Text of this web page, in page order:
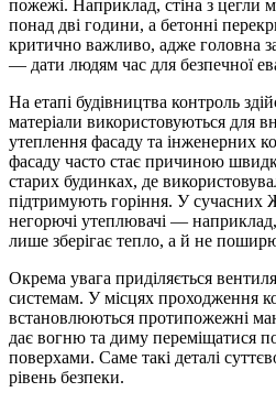
пожежі. Наприклад, стіна з цегли
понад дві години, а бетонні
критично важливо, адже головна
— дати людям час для безпечної
На етапі будівництва контроль
матеріали використовуються для
утеплення фасаду та інженерних
фасаду часто стає причиною
старих будинках, де
підтримують горіння. У сучасних
негорючі утеплювачі —
лише зберігає тепло, а й не
Окрема увага приділяється
системам. У місцях проходження
встановлюються протипожежні
дає вогню та диму переміщатися
поверхами. Саме такі деталі
рівень безпеки.